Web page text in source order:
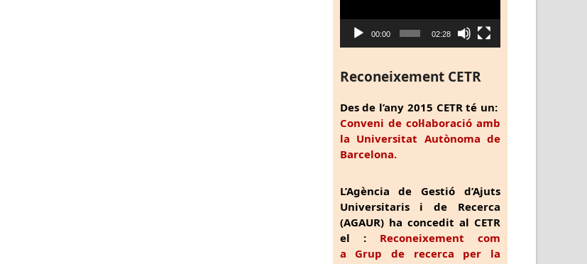
00:00 02:28
Reconeixement CETR
Des de l’any 2015 CETR té un:
Conveni de col·laboració amb
la Universitat Autònoma de
Barcelona.
L’Agència de Gestió d’Ajuts
Universitaris i de Recerca
(AGAUR) ha concedit al CETR
el : Reconeixement com
a Grup de recerca per la